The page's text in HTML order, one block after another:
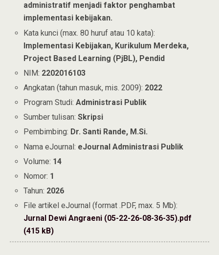
administratif menjadi faktor penghambat
implementasi kebijakan.
Kata kunci (max. 80 huruf atau 10 kata):
Implementasi Kebijakan, Kurikulum Merdeka,
Project Based Learning (PjBL), Pendid
NIM: 2202016103
Angkatan (tahun masuk, mis. 2009): 2022
Program Studi:Administrasi Publik
Sumber tulisan:Skripsi
Pembimbing: Dr. Santi Rande, M.Si.
Nama eJournal: eJournal Administrasi Publik
Volume: 14
Nomor: 1
Tahun: 2026
File artikel eJournal (format .PDF, max. 5 Mb):
Jurnal Dewi Angraeni (05-22-26-08-36-35).pdf
(415 kB)